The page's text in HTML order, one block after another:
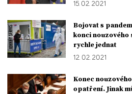
15. 02. 2021
Bojovat s
konci nouzového
rychle jednat
12. 02. 2021
Konec
opatření. Jinak